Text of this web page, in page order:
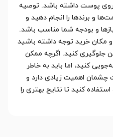
پوست داشته باشد. توصیه
و برندها را انجام دهید و
و بودجه شما مناسب باشد.
مکان خرید توجه داشته باشید
جلوگیری کنید. اگرچه ممکن
کنید، اما باید به خاطر
چشمان اهمیت زیادی دارد و
کنید تا نتایج بهتری را